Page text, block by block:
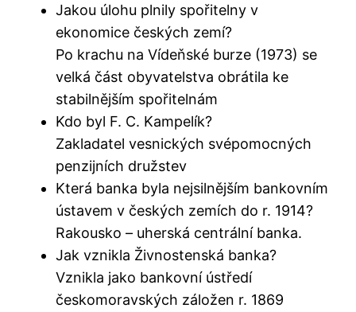
Jakou úlohu plnily spořitelny v
ekonomice českých zemí?
Po krachu na Vídeňské burze (1973) se
velká část obyvatelstva obrátila ke
stabilnějším spořitelnám
Kdo byl F. C. Kampelík?
Zakladatel vesnických svépomocných
penzijních družstev
Která banka byla nejsilnějším bankovním
ústavem v českých zemích do r. 1914?
Rakousko – uherská centrální banka.
Jak vznikla Živnostenská banka?
Vznikla jako bankovní ústředí
českomoravských záložen r. 1869